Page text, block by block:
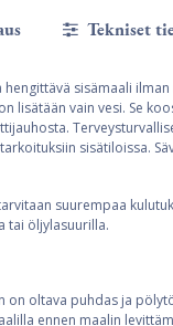
Tekniset
hengittävä sisämaali
lisätään vain vesi. Se
sisätiloissa.
suurempaa
tai öljylasuurilla.
on oltava puhdas ja
ennen maalin